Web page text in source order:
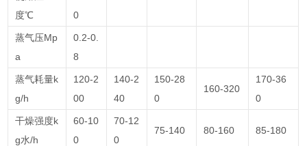
度℃
0
蒸气压Mp
a
0.2-0.
8
蒸气耗量k
g/h
120-2
00
140-2
40
150-28
0
160-320
170-36
0
干燥强度k
g水/h
60-10
0
70-12
0
75-140 80-160 85-180